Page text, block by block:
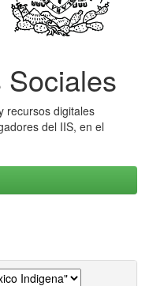
Sociales
recursos digitales
del IIS, en el